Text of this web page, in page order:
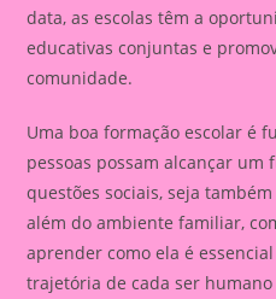
data, as escolas têm a
educativas conjuntas e
comunidade.
Uma boa formação escolar é
pessoas possam alcançar um
questões sociais, seja
além do ambiente familiar,
aprender como ela é
trajetória de cada ser